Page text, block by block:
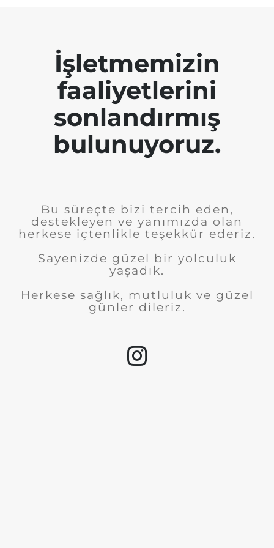
İşletmemizin
faaliyetlerini
sonlandırmış
bulunuyoruz.
Bu süreçte bizi tercih eden,
destekleyen ve yanımızda olan
herkese içtenlikle teşekkür ederiz.
Sayenizde güzel bir yolculuk
yaşadık.
Herkese sağlık, mutluluk ve güzel
günler dileriz.